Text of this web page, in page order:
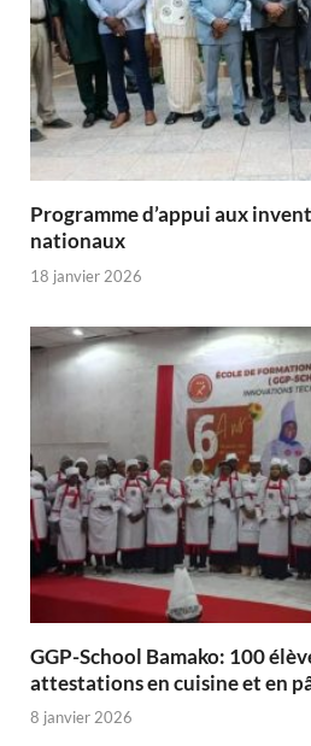
Programme d’appui aux
nationaux
18 janvier 2026
GGP-School Bamako: 100
attestations en cuisine et en
8 janvier 2026